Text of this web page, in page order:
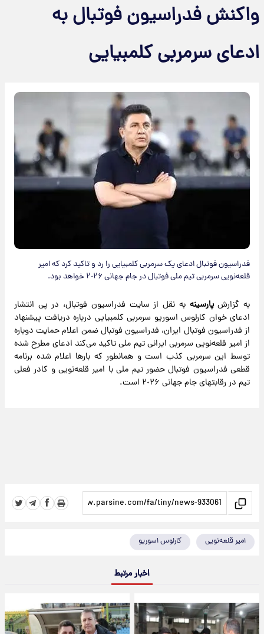
واکنش فدراسیون فوتبال به
ادعای سرمربی کلمبیایی
فدراسیون‌ فوتبال ادعای یک سرمربی کلمبیایی را رد و تاکید کرد که امیر
قلعه‌نویی سرمربی تیم ملی فوتبال در جام جهانی ٢٠٢۶ خواهد بود.
به گزارشپارسینه به نقل از سایت فدراسیون فوتبال، در پی انتشار
ادعای خوان کارلوس اسوریو سرمربی کلمبیایی درباره دریافت پیشنهاد
از فدراسیون فوتبال ایران، فدراسیون فوتبال ضمن اعلام حمایت دوباره
از امیر قلعه‌نویی سرمربی ایرانی تیم ملی تاکید می‌کند ادعای مطرح شده
توسط این سرمربی کذب است و همانطور که بارها اعلام شده برنامه
قطعی فدراسیون فوتبال حضور تیم ملی با امیر قلعه‌نویی و کادر فعلی
تیم در رقابتهای جام جهانی ٢٠٢۶ است.
امیر قلعه‌نویی کارلوس اسوریو
اخبار مرتبط